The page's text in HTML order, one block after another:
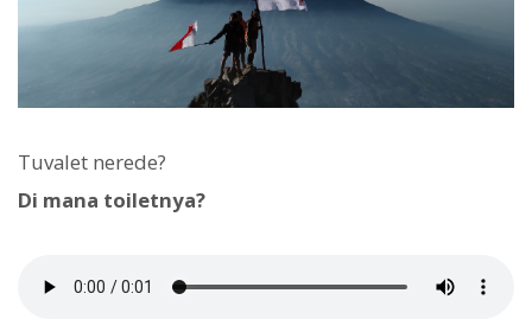
Tuvalet nerede?
Di mana toiletnya?